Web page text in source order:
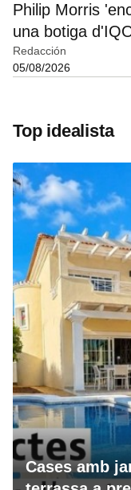
Philip Morris
una botiga
Redacción
05/08/2026
Top idealista
Cases amb